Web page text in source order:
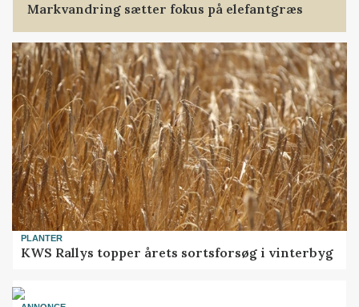
Markvandring sætter fokus på elefantgræs
PLANTER
KWS Rallys topper årets sortsforsøg i vinterbyg